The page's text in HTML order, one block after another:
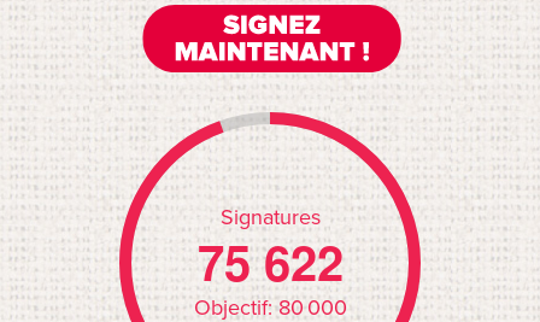
Signatures
75 622
Objectif:80 000